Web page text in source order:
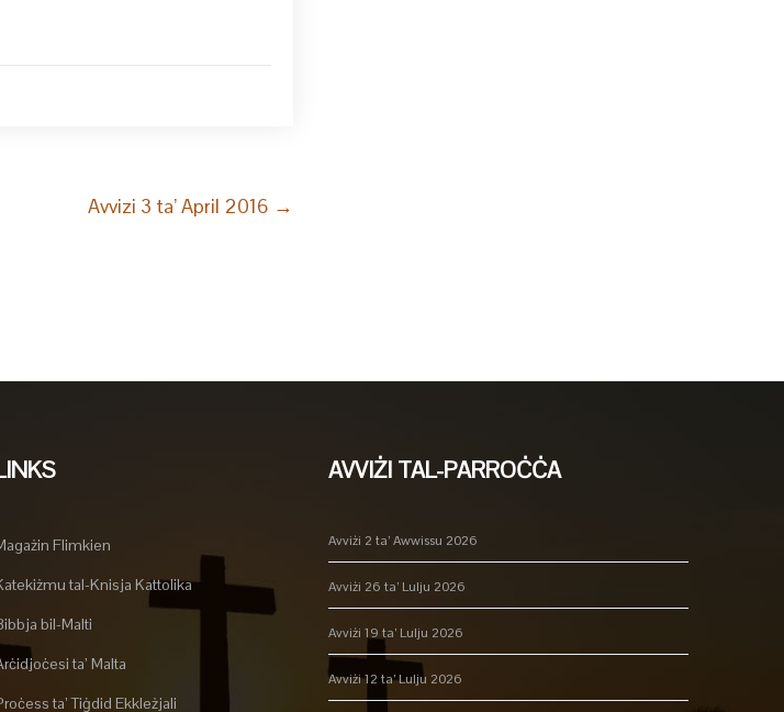
Avvizi 3 ta’ April 2016 →
Flimkien
tal-Knisja Kattolika
bil-Malti
ta’ Malta
ta’ Tiġdid Ekkleżjali
AVVIŻI TAL-PARROĊĊA
Avviżi 2 ta’ Awwissu 2026
Avviżi 26 ta’ Lulju 2026
Avviżi 19 ta’ Lulju 2026
Avviżi 12 ta’ Lulju 2026